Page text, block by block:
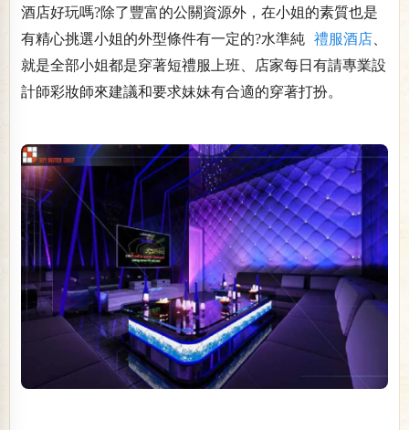
酒店好玩嗎?除了豐富的公關資源外，在小姐的素質也是
有精心挑選小姐的外型條件有一定的?水準純 禮服酒店
就是全部小姐都是穿著短禮服上班、店家每日有請專業設
計師彩妝師來建議和要求妹妹有合適的穿著打扮。